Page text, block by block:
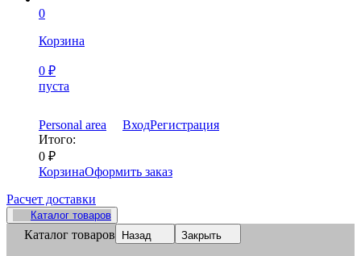
0
Корзина
0 ₽
пуста
Personal area ВходРегистрация
Итого:
0 ₽
КорзинаОформить заказ
Расчет доставки
Каталог товаров
Каталог товаров Назад Закрыть